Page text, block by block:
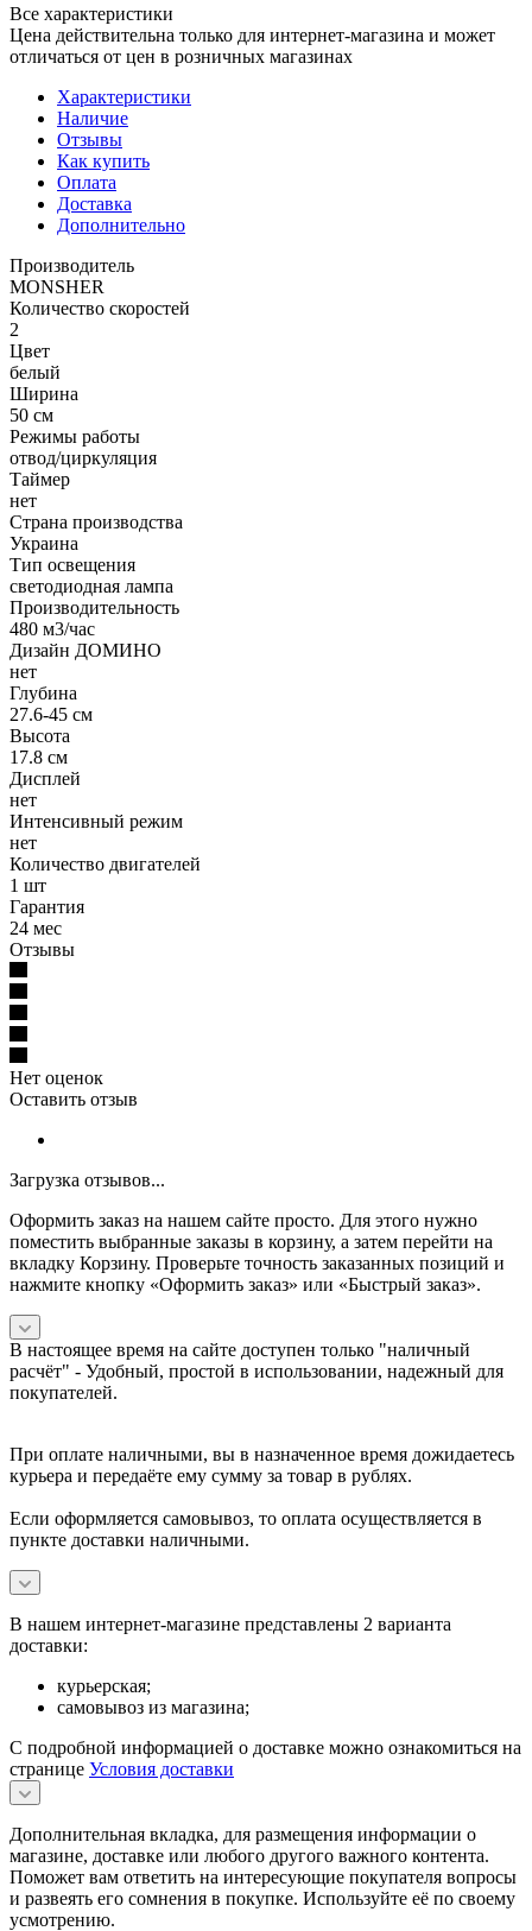
Все характеристики
Цена действительна только для интернет-магазина и может
отличаться от цен в розничных магазинах
Характеристики
Наличие
Отзывы
Как купить
Оплата
Доставка
Дополнительно
Производитель
MONSHER
Количество скоростей
2
Цвет
белый
Ширина
50 см
Режимы работы
отвод/циркуляция
Таймер
нет
Страна производства
Украина
Тип освещения
светодиодная лампа
Производительность
480 м3/час
Дизайн ДОМИНО
нет
Глубина
27.6-45 см
Высота
17.8 см
Дисплей
нет
Интенсивный режим
нет
Количество двигателей
1 шт
Гарантия
24 мес
Отзывы
Нет оценок
Оставить отзыв
Загрузка отзывов...
Оформить заказ на нашем сайте просто. Для этого нужно
поместить выбранные заказы в корзину, а затем перейти на
вкладку Корзину. Проверьте точность заказанных позиций и
нажмите кнопку «Оформить заказ» или «Быстрый заказ».
В настоящее время на сайте доступен только "наличный
расчёт" - Удобный, простой в использовании, надежный для
покупателей.
При оплате наличными, вы в назначенное время дожидаетесь
курьера и передаёте ему сумму за товар в рублях.
Если оформляется самовывоз, то оплата осуществляется в
пункте доставки наличными.
В нашем интернет-магазине представлены 2 варианта
доставки:
курьерская;
самовывоз из магазина;
С подробной информацией о доставке можно ознакомиться на
странице Условия доставки
Дополнительная вкладка, для размещения информации о
магазине, доставке или любого другого важного контента.
Поможет вам ответить на интересующие покупателя вопросы
и развеять его сомнения в покупке. Используйте её по своему
усмотрению.